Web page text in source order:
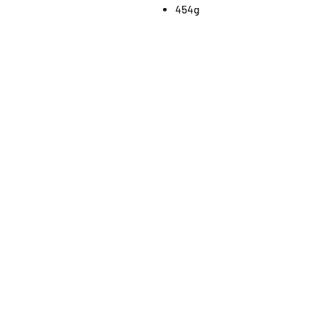
454g